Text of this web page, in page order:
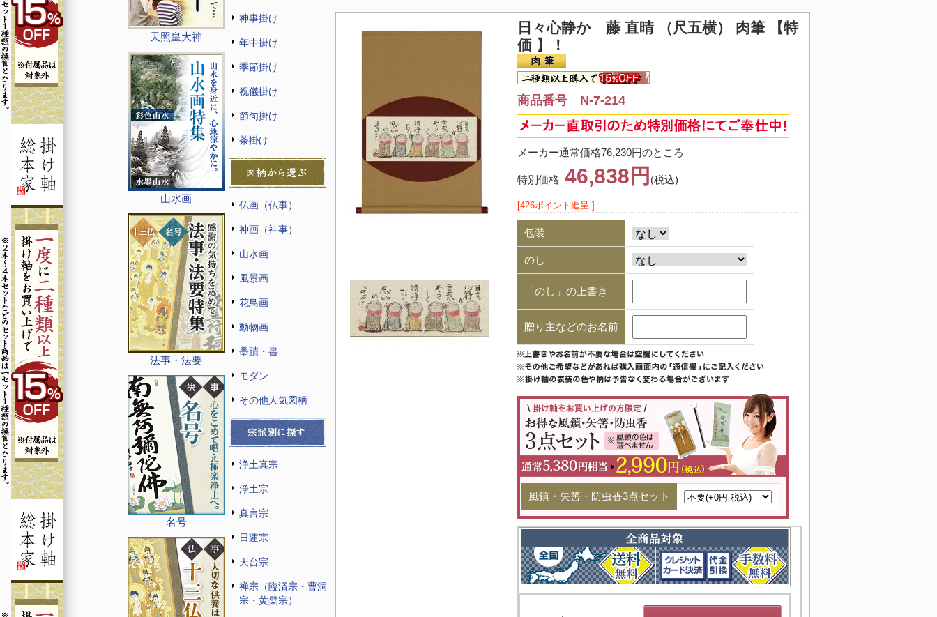
天照皇大神
山水画
法事・法要
名号
神事掛け
年中掛け
季節掛け
祝儀掛け
節句掛け
茶掛け
仏画（仏事）
神画（神事）
山水画
風景画
花鳥画
動物画
墨蹟・書
モダン
その他人気図柄
浄土真宗
浄土宗
真言宗
日蓮宗
天台宗
禅宗（臨済宗・曹洞
宗・黄檗宗）
日々心静か 藤 直晴 （尺五横） 肉筆 【特
価 】！
商品番号 N-7-214
メーカー通常価格76,230円のところ
特別価格 46,838円 (税込)
[426ポイント進呈 ]
包装
のし
「のし」の上書き
贈り主などのお名前
風鎮・矢筈・防虫香3点セット